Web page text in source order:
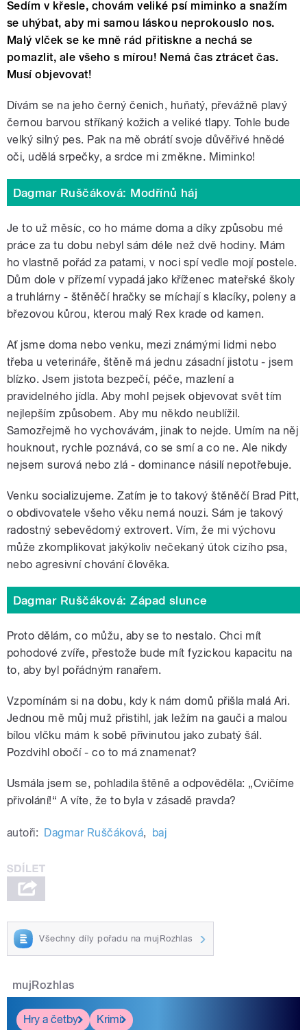
Sedím v křesle, chovám veliké psí miminko a snažím
se uhýbat, aby mi samou láskou neprokouslo nos.
Malý vlček se ke mně rád přitiskne a nechá se
pomazlit, ale všeho s mírou! Nemá čas ztrácet čas.
Musí objevovat!
Dívám se na jeho černý čenich, huňatý, převážně plavý
černou barvou stříkaný kožich a veliké tlapy. Tohle bude
velký silný pes. Pak na mě obrátí svoje důvěřivé hnědé
oči, udělá srpečky, a srdce mi změkne. Miminko!
Dagmar Ruščáková: Modřínů háj
Je to už měsíc, co ho máme doma a díky způsobu mé
práce za tu dobu nebyl sám déle než dvě hodiny. Mám
ho vlastně pořád za patami, v noci spí vedle mojí postele.
Dům dole v přízemí vypadá jako kříženec mateřské školy
a truhlárny - štěněčí hračky se míchají s klacíky, poleny a
březovou kůrou, kterou malý Rex krade od kamen.
Ať jsme doma nebo venku, mezi známými lidmi nebo
třeba u veterináře, štěně má jednu zásadní jistotu - jsem
blízko. Jsem jistota bezpečí, péče, mazlení a
pravidelného jídla. Aby mohl pejsek objevovat svět tím
nejlepším způsobem. Aby mu někdo neublížil.
Samozřejmě ho vychovávám, jinak to nejde. Umím na něj
houknout, rychle poznává, co se smí a co ne. Ale nikdy
nejsem surová nebo zlá - dominance násilí nepotřebuje.
Venku socializujeme. Zatím je to takový štěněčí Brad Pitt,
o obdivovatele všeho věku nemá nouzi. Sám je takový
radostný sebevědomý extrovert. Vím, že mi výchovu
může zkomplikovat jakýkoliv nečekaný útok cizího psa,
nebo agresivní chování člověka.
Dagmar Ruščáková: Západ slunce
Proto dělám, co můžu, aby se to nestalo. Chci mít
pohodové zvíře, přestože bude mít fyzickou kapacitu na
to, aby byl pořádným ranařem.
Vzpomínám si na dobu, kdy k nám domů přišla malá Ari.
Jednou mě můj muž přistihl, jak ležím na gauči a malou
bílou vlčku mám k sobě přivinutou jako zubatý šál.
Pozdvihl obočí - co to má znamenat?
Usmála jsem se, pohladila štěně a odpověděla: „Cvičíme
přivolání!“ A víte, že to byla v zásadě pravda?
autoři: Dagmar Ruščáková, baj
Všechny díly pořadu na mujRozhlas
mujRozhlas
Hry a četby Krimi